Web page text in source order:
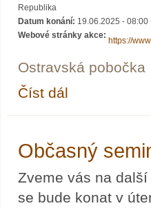
Republika
Datum konání: 19.06.2025 - 08:00
Webové stránky akce:
https://
Ostravská pobočka
Číst dál
Občasný
Zveme vás na
se bude konat v